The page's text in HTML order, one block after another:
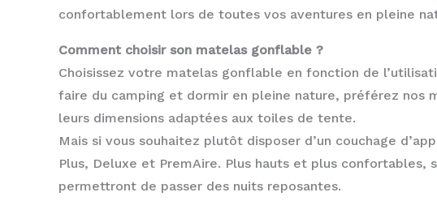
confortablement lors de toutes vos aventures en pleine
Comment choisir son matelas gonflable ?
Choisissez votre matelas gonflable en fonction de
faire du camping et dormir en pleine nature, préférez nos
leurs dimensions adaptées aux toiles de tente.
Mais si vous souhaitez plutôt disposer d’un couchage
Plus, Deluxe et PremAire. Plus hauts et plus
permettront de passer des nuits reposantes.